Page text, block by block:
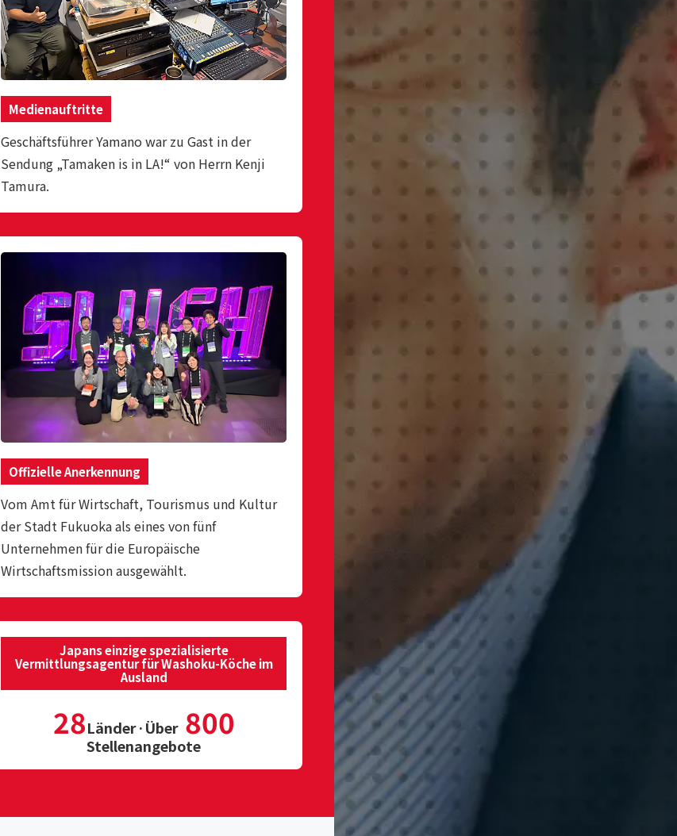
Medienauftritte
Geschäftsführer Yamano war zu Gast in der
Sendung „Tamaken is in LA!“ von Herrn Kenji
Tamura.
Offizielle Anerkennung
Vom Amt für Wirtschaft, Tourismus und Kultur
der Stadt Fukuoka als eines von fünf
Unternehmen für die Europäische
Wirtschaftsmission ausgewählt.
Japans einzige spezialisierte
Vermittlungsagentur für Washoku-Köche im
Ausland
28Länder·Über800
Stellenangebote